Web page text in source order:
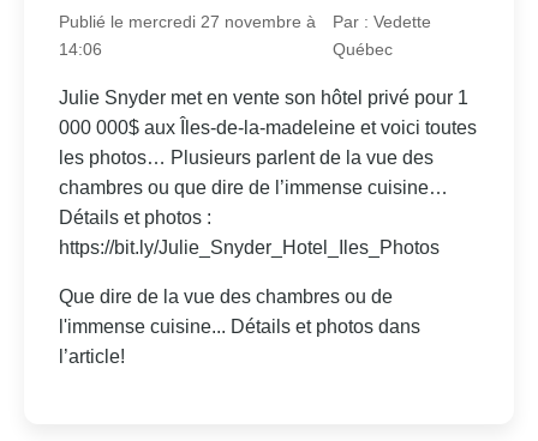
Publié le mercredi 27 novembre à
14:06
Par : Vedette
Québec
Julie Snyder met en vente son hôtel privé pour 1
000 000$ aux Îles-de-la-madeleine et voici toutes
les photos… Plusieurs parlent de la vue des
chambres ou que dire de l’immense cuisine…
Détails et photos :
https://bit.ly/Julie_Snyder_Hotel_Iles_Photos
Que dire de la vue des chambres ou de
l'immense cuisine... Détails et photos dans
l’article!